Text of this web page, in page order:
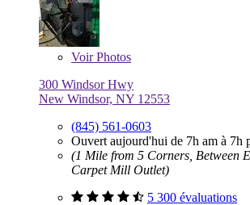
VoirPhotos
300 Windsor Hwy
New Windsor, NY 12553
(845) 561-0603
Ouvert aujourd'hui de 7h am à 7h
(1 Mile from 5 Corners, Between
Carpet Mill Outlet)
5 300 évaluations